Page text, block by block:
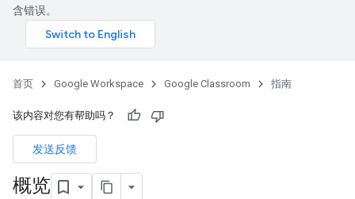
含错误。
首页 Google Workspace Google Classroom 指南
该内容对您有帮助吗？
发送反馈
概览